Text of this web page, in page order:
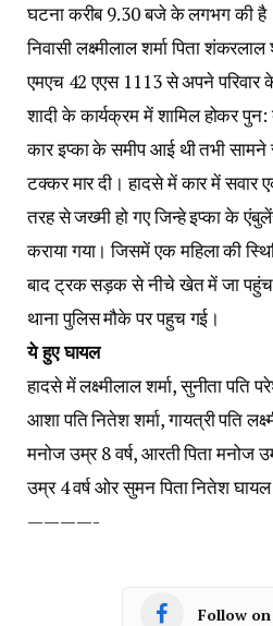
घटना करीब 9.30 बजे के लगभग की है।
निवासी लक्ष्मीलाल शर्मा पिता
एमएच 42 एएस 1113 से अपने परिवार
शादी के कार्यक्रम में शामिल होकर
कार इप्का के समीप आई थी तभी
टक्कर मार दी। हादसे में कार में सवार
तरह से जख्मी हो गए जिन्हे इप्का के
कराया गया। जिसमें एक महिला की
बाद ट्रक सड़क से नीचे खेत में जा
थाना पुलिस मौके पर पहुच गई।
ये हुए घायल
हादसे में लक्ष्मीलाल शर्मा, सुनीता पति
आशा पति नितेश शर्मा, गायत्री पति
मनोज उम्र 8 वर्ष, आरती पिता मनोज
उम्र 4 वर्ष ओर सुमन पिता नितेश घायल
————-
Follow